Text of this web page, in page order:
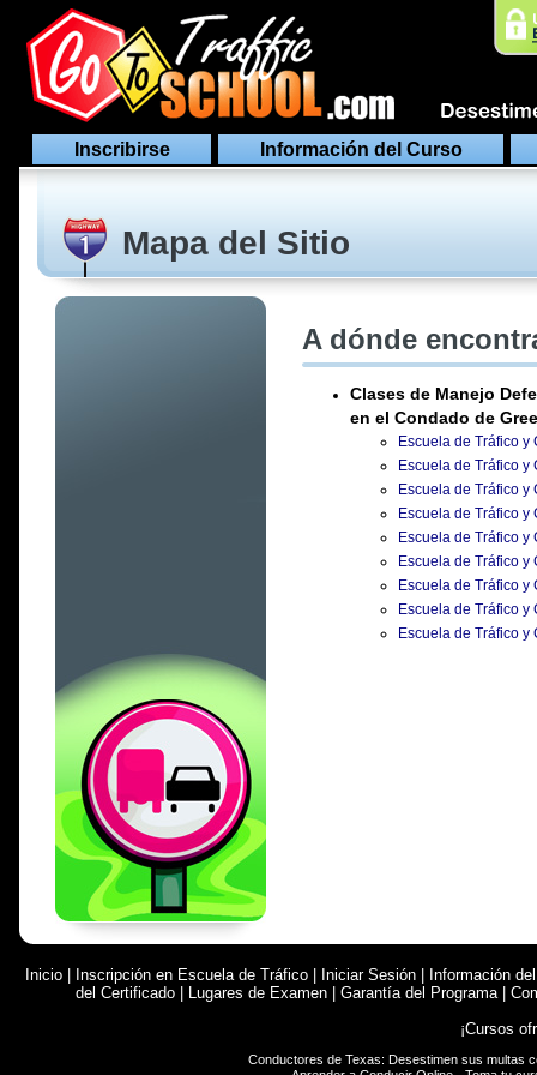
Inscribirse Información del Curso
Mapa del Sitio
A dónde
Clases de Manejo
en el Condado de
Escuela de Tráfico
Escuela de Tráfico
Escuela de Tráfico
Escuela de Tráfico
Escuela de Tráfico
Escuela de Tráfico
Escuela de Tráfico
Escuela de Tráfico
Escuela de Tráfico
Inicio Inscripción en Escuela de Tráfico Iniciar Sesión
Información
del Certificado
Lugares de Examen Garantía del Programa|
¡Cursos
Conductores de Texas: Desestimen sus multas